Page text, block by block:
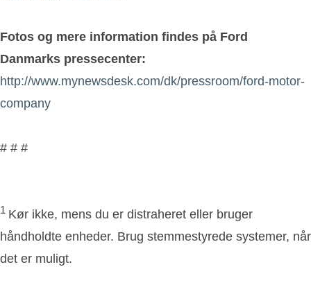
Fotos og mere information findes på Ford
Danmarks pressecenter:
http://www.mynewsdesk.com/dk/pressroom/ford-motor-
company
# # #
1 Kør ikke, mens du er distraheret eller bruger
håndholdte enheder. Brug stemmestyrede systemer, når
det er muligt.